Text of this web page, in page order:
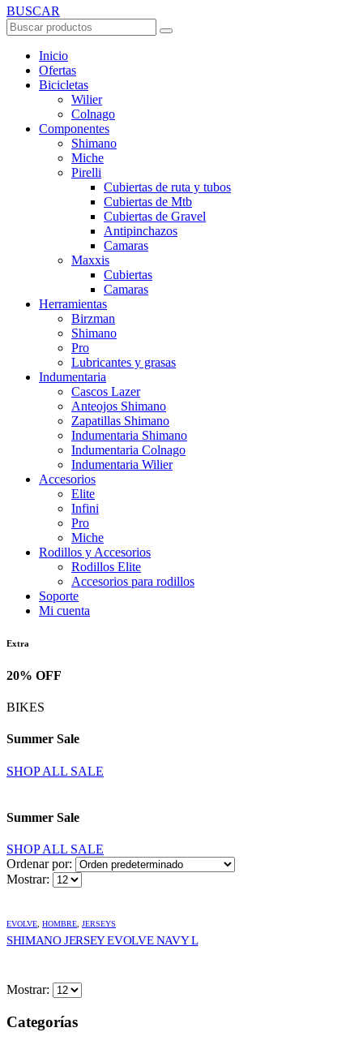
BUSCAR
Inicio
Ofertas
Bicicletas
Wilier
Colnago
Componentes
Shimano
Miche
Pirelli
Cubiertas de ruta y tubos
Cubiertas de Mtb
Cubiertas de Gravel
Antipinchazos
Camaras
Maxxis
Cubiertas
Camaras
Herramientas
Birzman
Shimano
Pro
Lubricantes y grasas
Indumentaria
Cascos Lazer
Anteojos Shimano
Zapatillas Shimano
Indumentaria Shimano
Indumentaria Colnago
Indumentaria Wilier
Accesorios
Elite
Infini
Pro
Miche
Rodillos y Accesorios
Rodillos Elite
Accesorios para rodillos
Soporte
Mi cuenta
Extra
20% OFF
BIKES
Summer Sale
SHOP ALL SALE
Summer Sale
SHOP ALL SALE
Ordenar por:
Mostrar:
EVOLVE, HOMBRE, JERSEYS
SHIMANO JERSEY EVOLVE NAVY L
Mostrar:
Categorías